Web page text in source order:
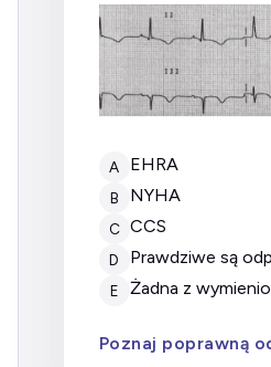
A EHRA
B NYHA
C CCS
D prawdziwe są
E żadna z
Poznaj poprawną